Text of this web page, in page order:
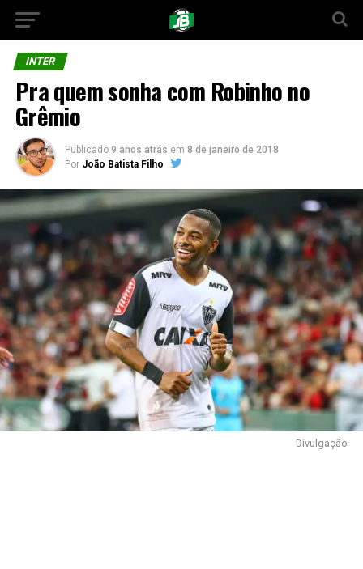
INTER
Pra quem sonha com Robinho no
Grêmio
Publicado 9 anos atrás em 8 de janeiro de 2018
Por João Batista Filho
Divulgação